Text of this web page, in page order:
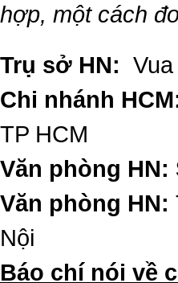
hợp, một cách
Trụ sở HN:
Chi nhánh
TP HCM
Văn phòng HN:
Văn phòng HN:
Nội
​Báo chí nói về